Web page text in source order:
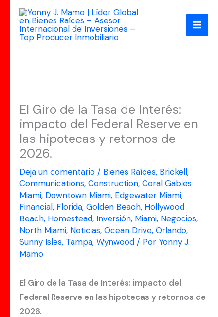
contenido
El Giro de la Tasa de Interés:
impacto del Federal Reserve en
las hipotecas y retornos de
2026.
Deja un comentario / Bienes Raíces, Brickell,
Communications, Construction, Coral Gables
Miami, Downtown Miami, Edgewater Miami,
Financial, Florida, Golden Beach, Hollywood
Beach, Homestead, Inversión, Miami, Negocios,
North Miami, Noticias, Ocean Drive, Orlando,
Sunny Isles, Tampa, Wynwood / Por Yonny J.
Mamo
El Giro de la Tasa de Interés: impacto del
Federal Reserve en las hipotecas y retornos de
2026.